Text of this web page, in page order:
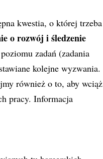
kwestia, o której trzeba
o rozwój i śledzenie
zadań (zadania
kolejne wyzwania.
również o to, aby wciąż
pracy. Informacja